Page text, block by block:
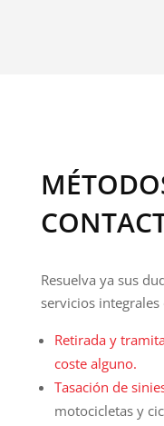
Resuelva ya sus
servicios integrales
Retirada y
coste alguno.
Tasación de
motocicletas y